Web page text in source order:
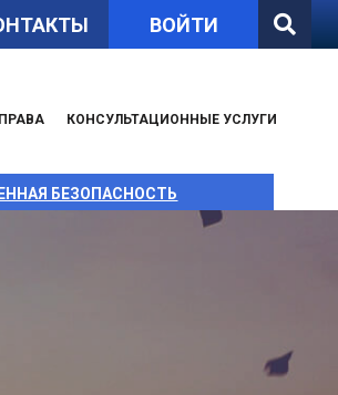
ВОЙТИ
КОНСУЛЬТАЦИОННЫЕ УСЛУГИ
БЕЗОПАСНОСТЬ